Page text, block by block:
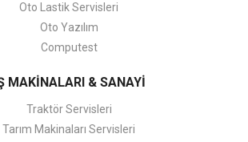
Oto Lastik Servisleri
Oto Yazılım
Computest
MAKİNALARI & SANAYİ
Traktör Servisleri
Tarım Makinaları Servisleri